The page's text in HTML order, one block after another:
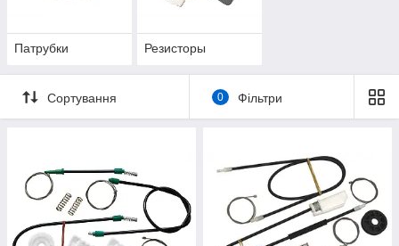
Патрубки Резисторы
Сортування 0 Фільтри